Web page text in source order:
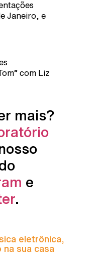
Janeiro, e
com Liz
mais?
e
.
eletrônica,
sua casa